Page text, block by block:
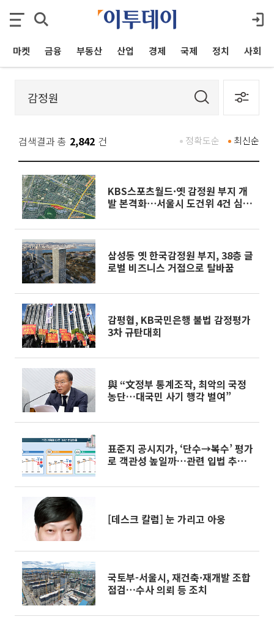
마켓 금융 부동산 산업 경제 국제 정치 사회
검색결과 총 2,842 건 최신순
정확도순
KBS스포츠월드·옛 감정원 부지 개
발 본격화⋯서울시 도건위 4건 심의
삼성동 옛 한국감정원 부지, 38층 글
로벌 비즈니스 거점으로 탈바꿈
감평협, KB국민은행 불법 감정평가
3차 규탄대회
與 “文정부 통계조작, 최악의 국정
농단…대국민 사기 행각 벌여”
표준지 공시지가, ‘단수→복수’ 평가
로 객관성 높일까…관련 입법 추진
[데스크 칼럼] 눈 가리고 아웅
국토부-서울시, 재건축·재개발 조합
점검…수사 의뢰 등 조치